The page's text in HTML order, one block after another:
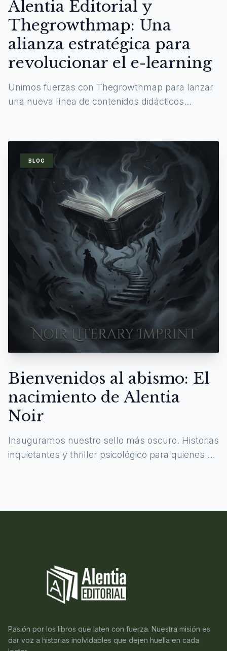
Alentia Editorial y
Thegrowthmap: Una
alianza estratégica para
revolucionar el e-learning
Unimos fuerzas con Thegrowthmap para lanzar
una nueva línea de contenidos didácticos
BLOG
Bienvenidos al abismo: El
nacimiento de Alentia
Noir
Inauguramos nuestro sello más oscuro. Historias
inquietantes y thriller psicológico para quienes se
Pasión por los libros que laten con fuerza. Nuestra misión es
dar voz a historias inolvidables que dejen huella en cada